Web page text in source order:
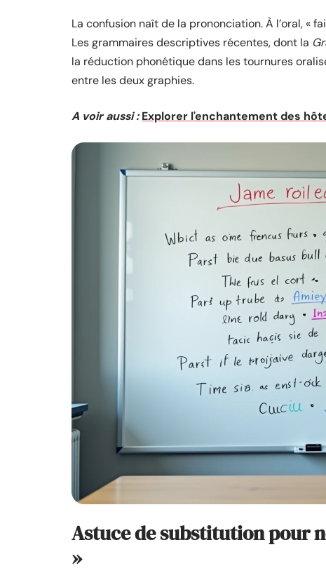
La confusion naît de la prononciation. À l’oral, «
Les grammaires descriptives récentes, dont la
la réduction phonétique dans les tournures
entre les deux graphies.
A voir aussi : Explorer l'enchantement des
Astuce de substitution pour
»